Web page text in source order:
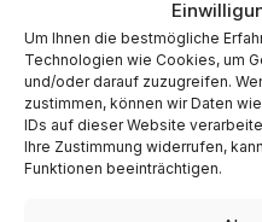
Um Ihnen die bestmögliche
Technologien wie Cookies, um
und/oder darauf zuzugreifen.
zustimmen, können wir Daten
IDs auf dieser Website
Ihre Zustimmung widerrufen,
Funktionen beeinträchtigen.
September 2024
August 2024
Juli 2024
Juni 2024
Mai 2024
April 2024